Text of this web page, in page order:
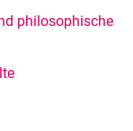
philosophische